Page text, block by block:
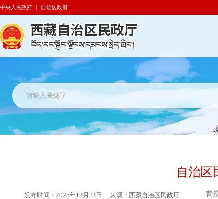
中央人民政府 | 自治区政府
自治区
发布时间： 2025年12月23日 来源： 西藏自治区民政厅 背